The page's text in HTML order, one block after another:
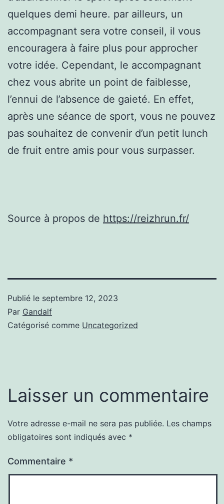
quelques demi heure. par ailleurs, un
accompagnant sera votre conseil, il vous
encouragera à faire plus pour approcher
votre idée. Cependant, le accompagnant
chez vous abrite un point de faiblesse,
l’ennui de l’absence de gaieté. En effet,
après une séance de sport, vous ne pouvez
pas souhaitez de convenir d’un petit lunch
de fruit entre amis pour vous surpasser.
Source à propos de https://reizhrun.fr/
Publié le septembre 12, 2023
Par Gandalf
Catégorisé comme Uncategorized
Laisser un commentaire
Votre adresse e-mail ne sera pas publiée. Les champs
obligatoires sont indiqués avec *
Commentaire *